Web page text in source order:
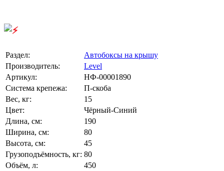
Раздел:
Автобоксы на крышу
Производитель:
Level
Артикул:
НФ-00001890
Система крепежа:
П-скоба
Вес, кг:
15
Цвет:
Чёрный-Синий
Длина, см:
190
Ширина, см:
80
Высота, см:
45
Грузоподъёмность, кг: 80
Объём, л:
450